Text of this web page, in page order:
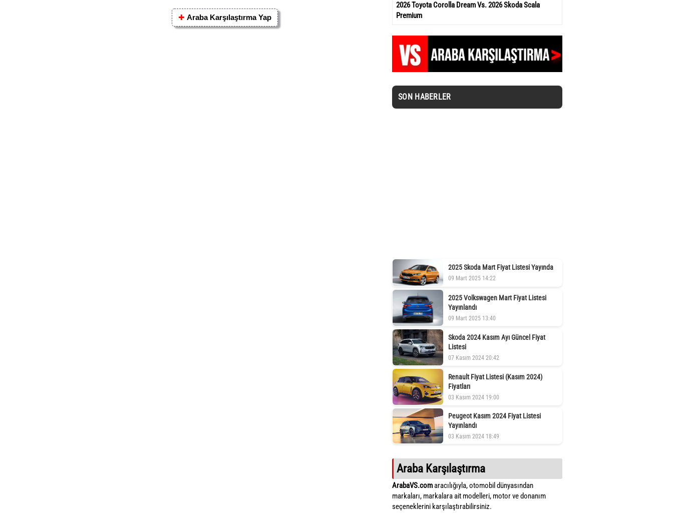
✚ Araba Karşılaştırma Yap
2026 Toyota Corolla Dream Vs. 2026 Skoda Scala
Premium
SON HABERLER
2025 Skoda Mart Fiyat Listesi Yayında
09 Mart 2025 14:22
2025 Volkswagen Mart Fiyat Listesi
Yayınlandı
09 Mart 2025 13:40
Skoda 2024 Kasım Ayı Güncel Fiyat
Listesi
07 Kasım 2024 20:42
Renault Fiyat Listesi (Kasım 2024)
Fiyatları
03 Kasım 2024 19:00
Peugeot Kasım 2024 Fiyat Listesi
Yayınlandı
03 Kasım 2024 18:49
Araba Karşılaştırma
ArabaVS.comaracılığıyla, otomobil dünyasından
markaları, markalara ait modelleri, motor ve donanım
seçeneklerini karşılaştırabilirsiniz.